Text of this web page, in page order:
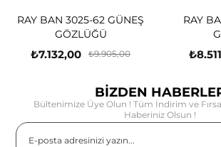
RAY BAN 3025-62 GÜNEŞ
GÖZLÜĞÜ
₺7.132,00 ₺9.905,00
RAY
BİZDEN
Bültenimize Üye Olun ! Tüm İndirim ve
Haberiniz Olsun !